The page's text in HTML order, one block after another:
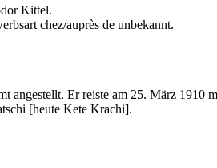
Kittel.
chez/auprès de unbekannt.
Er reiste am 25. März
[heute Kete Krachi].